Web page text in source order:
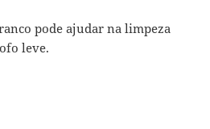
pode ajudar na limpeza
leve.